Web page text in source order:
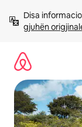
përmbajtja
Disa
gjuhën